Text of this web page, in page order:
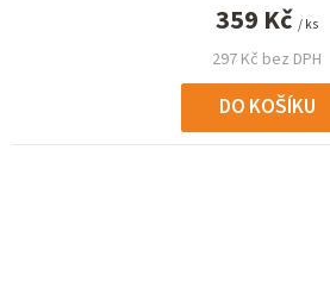
297 Kč bez DPH
359 Kč / ks
DO KOŠÍKU